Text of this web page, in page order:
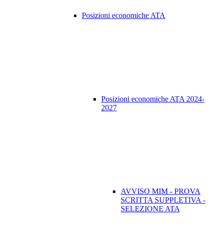
Posizioni economiche ATA
Posizioni economiche ATA 2024-
2027
AVVISO MIM - PROVA
SCRITTA SUPPLETIVA -
SELEZIONE ATA